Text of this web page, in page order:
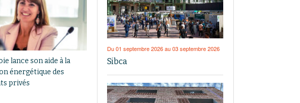
lance son aide à la
énergétique des
privés
Du 01 septembre 2026 au 03 septembre 2026
Sibca